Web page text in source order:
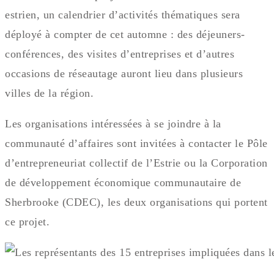
estrien, un calendrier d’activités thématiques sera
déployé à compter de cet automne : des déjeuners-
conférences, des visites d’entreprises et d’autres
occasions de réseautage auront lieu dans plusieurs
villes de la région.
Les organisations intéressées à se joindre à la
communauté d’affaires sont invitées à contacter le Pôle
d’entrepreneuriat collectif de l’Estrie ou la Corporation
de développement économique communautaire de
Sherbrooke (CDEC), les deux organisations qui portent
ce projet.